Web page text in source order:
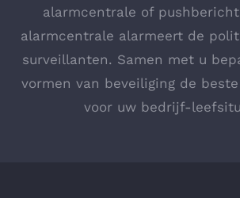
alarmcentrale of
alarmcentrale alarmeert de
surveillanten. Samen met u
vormen van beveiliging de
voor uw bedrijf-